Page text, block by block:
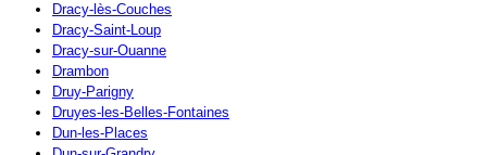
Dracy-lès-Couches
Dracy-Saint-Loup
Dracy-sur-Ouanne
Drambon
Druy-Parigny
Druyes-les-Belles-Fontaines
Dun-les-Places